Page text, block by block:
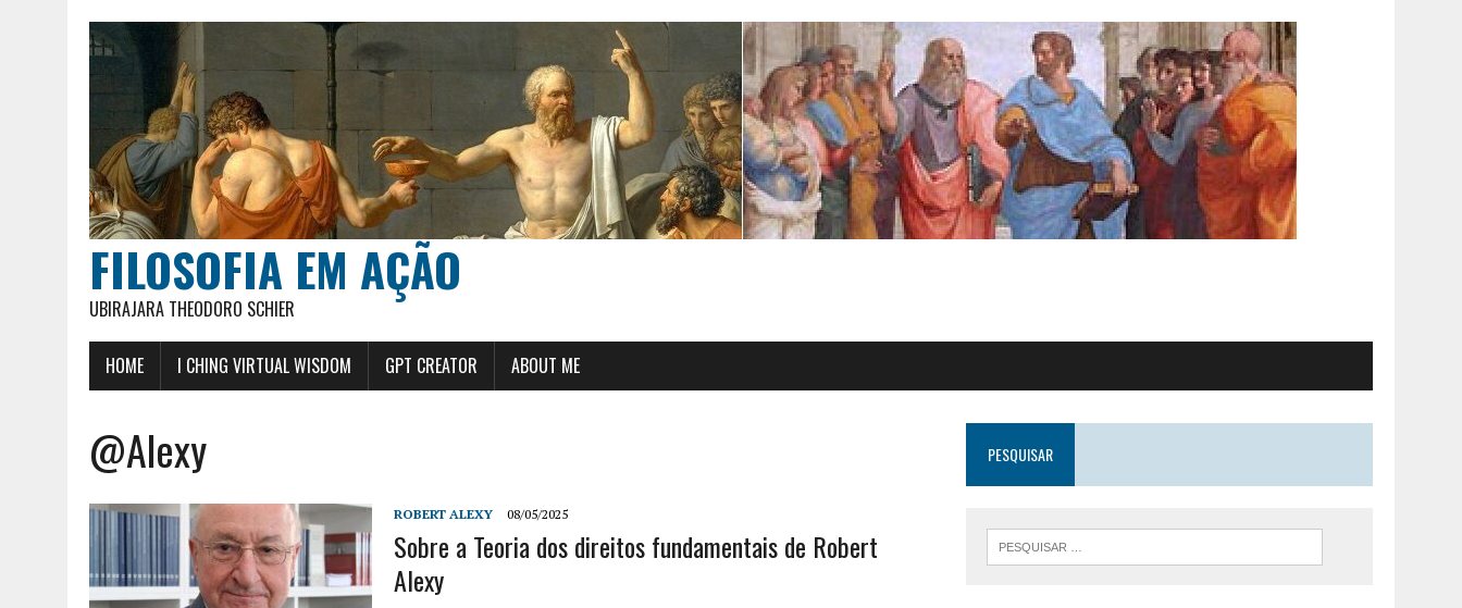
FILOSOFIA EM AÇÃO
UBIRAJARA THEODORO SCHIER
HOME I CHING VIRTUAL WISDOM GPT CREATOR ABOUT ME
@Alexy
ROBERT ALEXY 08/05/2025
Sobre a Teoria dos direitos fundamentais de Robert
Alexy
PESQUISAR